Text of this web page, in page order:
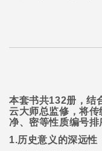
本套书共132册，结
云大师总监修，将传
净、密等性质编号排
1.历史意义的深远性